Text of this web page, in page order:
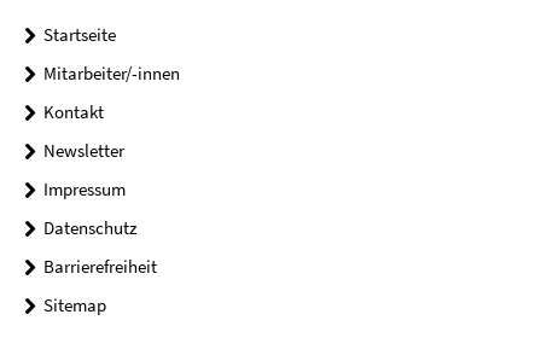
Startseite
Mitarbeiter/-innen
Kontakt
Newsletter
Impressum
Datenschutz
Barrierefreiheit
Sitemap